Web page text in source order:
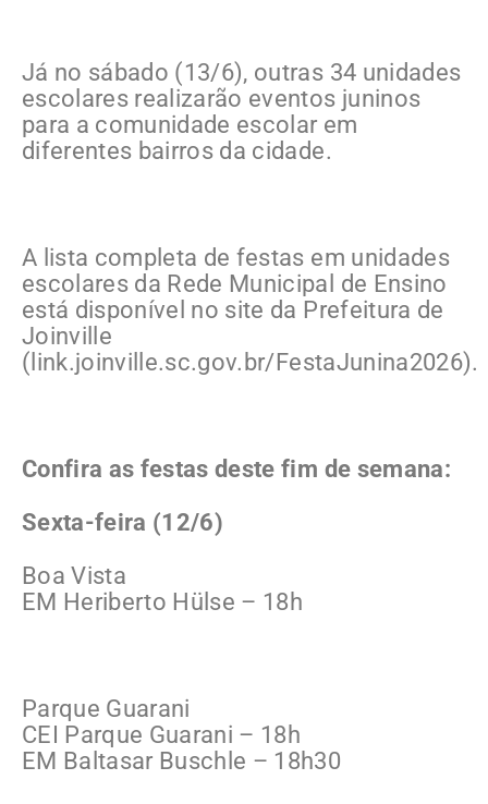
Já no sábado (13/6), outras 34 unidades
escolares realizarão eventos juninos
para a comunidade escolar em
diferentes bairros da cidade.
A lista completa de festas em unidades
escolares da Rede Municipal de Ensino
está disponível no site da Prefeitura de
Joinville
(link.joinville.sc.gov.br/FestaJunina2026).
Confira as festas deste fim de semana:
Sexta-feira (12/6)
Boa Vista
EM Heriberto Hülse – 18h
Parque Guarani
CEI Parque Guarani – 18h
EM Baltasar Buschle – 18h30